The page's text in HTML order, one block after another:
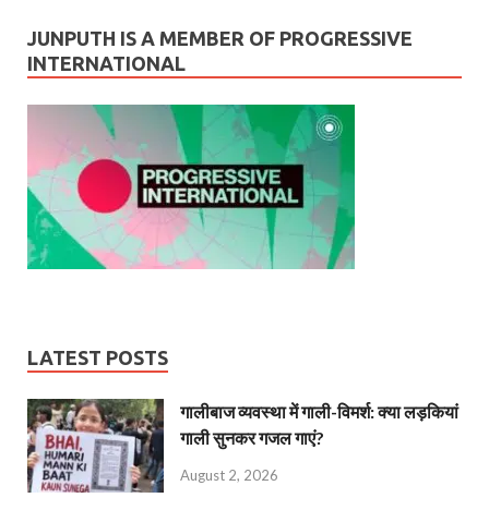
JUNPUTH IS A MEMBER OF PROGRESSIVE
INTERNATIONAL
LATEST POSTS
गालीबाज व्‍यवस्‍था में गाली-विमर्श: क्या लड़कियां
गाली सुनकर गजल गाएं?
August 2, 2026